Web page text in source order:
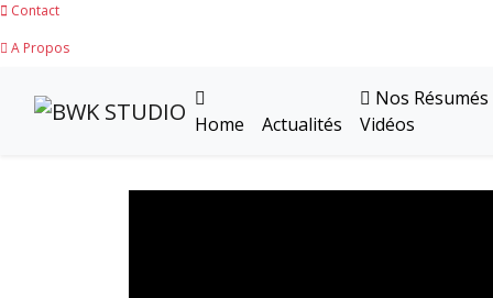
Contact
A Propos
Home Actualités
Nos Résumés
Vidéos